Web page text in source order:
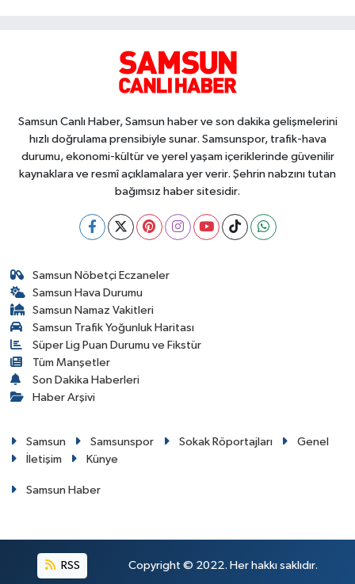
Samsun Canlı Haber, Samsun haber ve son dakika gelişmelerini
hızlı doğrulama prensibiyle sunar. Samsunspor, trafik-hava
durumu, ekonomi-kültür ve yerel yaşam içeriklerinde güvenilir
kaynaklara ve resmî açıklamalara yer verir. Şehrin nabzını tutan
bağımsız haber sitesidir.
Samsun Nöbetçi Eczaneler
Samsun Hava Durumu
Samsun Namaz Vakitleri
Samsun Trafik Yoğunluk Haritası
Süper Lig Puan Durumu ve Fikstür
Tüm Manşetler
Son Dakika Haberleri
Haber Arşivi
Samsun Samsunspor Sokak Röportajları
Genel
İletişim
Künye
Samsun Haber
RSS Copyright © 2022. Her hakkı saklıdır.